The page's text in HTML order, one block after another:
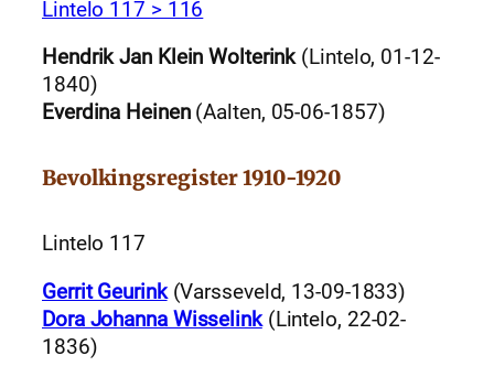
Lintelo 117 > 116
Hendrik Jan Klein Wolterink(Lintelo, 01-12-
1840)
Everdina Heinen(Aalten, 05-06-1857)
Bevolkingsregister 1910-1920
Lintelo 117
Gerrit Geurink(Varsseveld, 13-09-1833)
Dora Johanna Wisselink(Lintelo, 22-02-
1836)